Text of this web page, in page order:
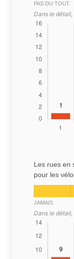
PAS DU TOUT
Dans le détail,
Les rues en
pour les
JAMAIS
Dans le détail,